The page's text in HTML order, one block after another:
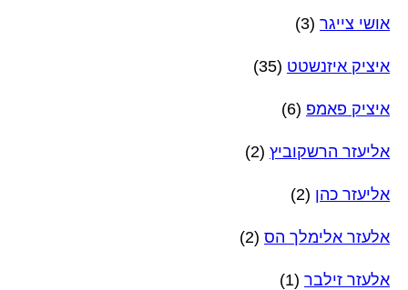
אושי צייגר (3)
איציק איזנשטט (35)
איציק פאמפ (6)
אליעזר הרשקוביץ (2)
אליעזר כהן (2)
אלעזר אלימלך הס (2)
אלעזר זילבר (1)